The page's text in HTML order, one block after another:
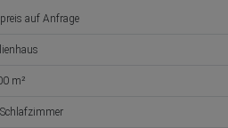
auf Anfrage
m²